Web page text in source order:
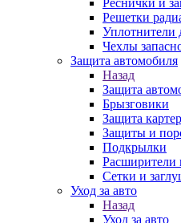
Реснички и
Решетки
Уплотнители
Чехлы
Защита автомобиля
Назад
Защита
Брызговики
Защита
Защиты и
Подкрылки
Расширители
Сетки и
Уход за авто
Назад
Уход за авто